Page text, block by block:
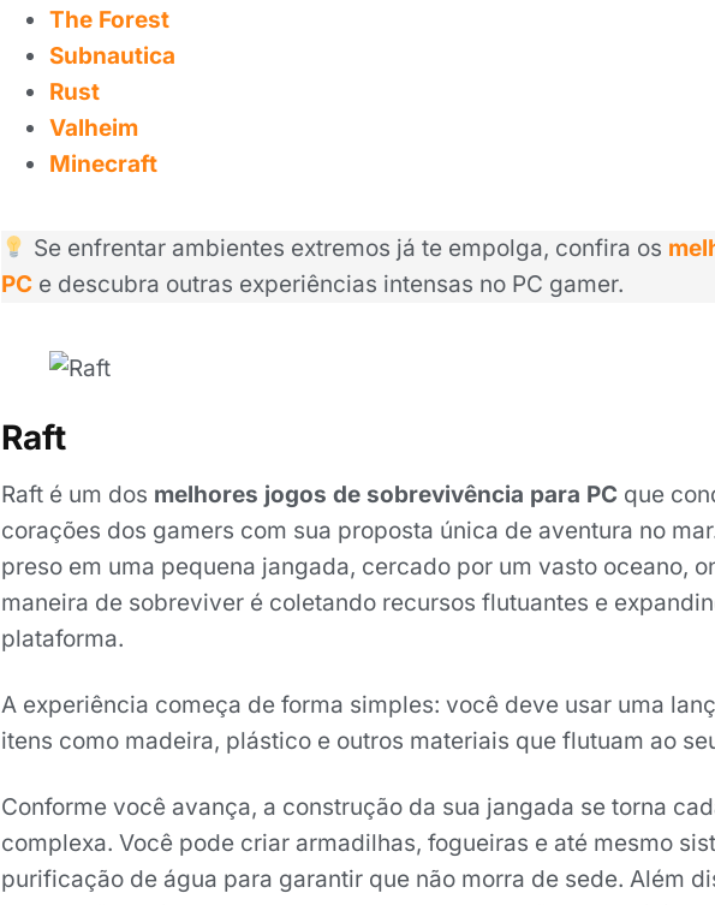
The Forest
Subnautica
Rust
Valheim
Minecraft
Se enfrentar ambientes extremos já te empolga, confira os
PC e descubra outras experiências intensas no PC gamer.
Raft
Raft é um dos melhores jogos de sobrevivência para PC que
corações dos gamers com sua proposta única de aventura no
preso em uma pequena jangada, cercado por um vasto oceano,
maneira de sobreviver é coletando recursos flutuantes e
plataforma.
A experiência começa de forma simples: você deve usar uma
itens como madeira, plástico e outros materiais que flutuam ao
Conforme você avança, a construção da sua jangada se torna
complexa. Você pode criar armadilhas, fogueiras e até mesmo
purificação de água para garantir que não morra de sede. Além